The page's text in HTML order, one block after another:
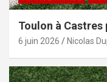
Toulon à
6 juin 2026 Nicolas